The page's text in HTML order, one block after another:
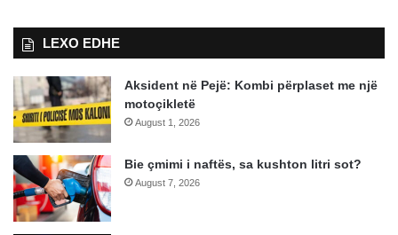
LEXO EDHE
Aksident në Pejë: Kombi përplaset me një
motoçikletë
August 1, 2026
Bie çmimi i naftës, sa kushton litri sot?
August 7, 2026